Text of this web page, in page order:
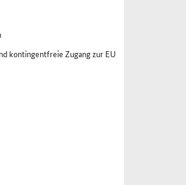
kontingentfreie Zugang zur EU